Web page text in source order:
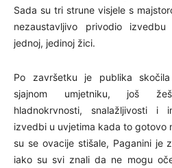
Sada su tri strune visjele s
nezaustavljivo privodio
jednoj, jedinoj žici.
Po završetku je publika
sjajnom umjetniku, još
hladnokrvnosti, snalažljivosti i
izvedbi u uvjetima kada to gotovo
su se ovacije stišale, Paganini je
iako su svi znali da ne mogu